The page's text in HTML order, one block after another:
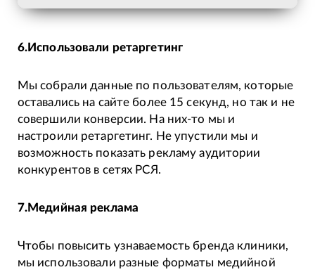
6.Использовали ретаргетинг
Мы собрали данные по пользователям, которые
оставались на сайте более 15 секунд, но так и не
совершили конверсии. На них-то мы и
настроили ретаргетинг. Не упустили мы и
возможность показать рекламу аудитории
конкурентов в сетях РСЯ.
7.Медийная реклама
Чтобы повысить узнаваемость бренда клиники,
мы использовали разные форматы медийной